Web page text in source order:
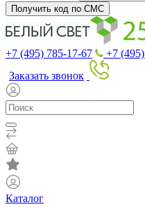
Получить код по СМС
+7 (495) 785-17-67
+7
Заказать звонок
Каталог